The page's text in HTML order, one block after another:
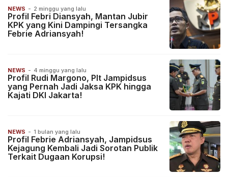
NEWS - 2 minggu yang lalu
Profil Febri Diansyah, Mantan Jubir
KPK yang Kini Dampingi Tersangka
Febrie Adriansyah!
NEWS - 4 minggu yang lalu
Profil Rudi Margono, Plt Jampidsus
yang Pernah Jadi Jaksa KPK hingga
Kajati DKI Jakarta!
NEWS - 1 bulan yang lalu
Profil Febrie Adriansyah, Jampidsus
Kejagung Kembali Jadi Sorotan Publik
Terkait Dugaan Korupsi!